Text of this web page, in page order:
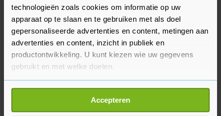
technologieën zoals cookies om informatie op uw
apparaat op te slaan en te gebruiken met als doel
gepersonaliseerde advertenties en content, metingen aan
advertenties en content, inzicht in publiek en
productontwikkeling. U kunt kiezen wie uw gegevens
gebruikt en met welke doelen.
Als u het toestaat, willen we ook graag:
Informatie verzamelen over uw geografische
Accepteren
Dinsdag meldde het Britse Diageo, de grootste
drankenonderneming ter wereld, dat zijn
operationele winst in het huidige boekjaar naar
verwachting met ongeveer 200 miljoen dollar
wordt gedrukt. Dat is het gevolg van de
Amerikaanse importheffingen op producten uit
Mexico en Canada die in maart worden
ingevoerd. De maker van Guinness-bier, Johnnie